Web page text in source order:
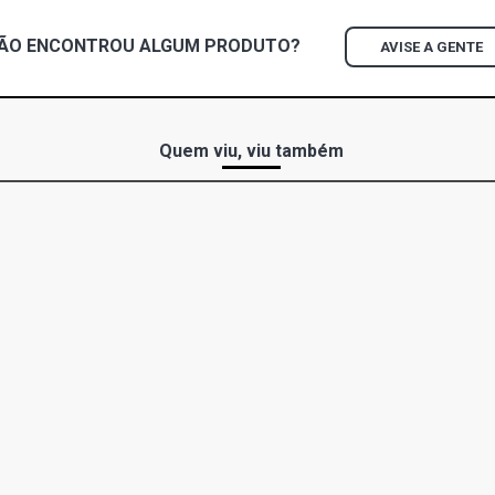
L4 FLEX
COROLLA
ENCONTROU ALGUM PRODUTO? AVISE A GENTE
Quem viu, viu também